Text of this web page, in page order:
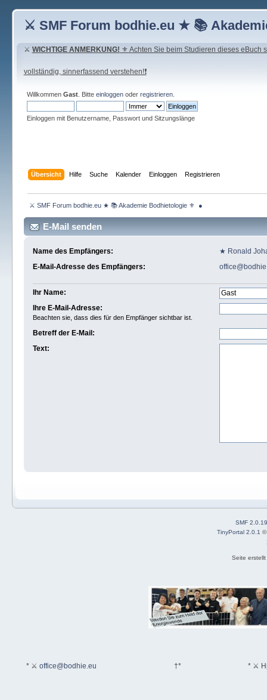
⚔ SMF Forum bodhie.eu ★ 📚
⚔ WICHTIGE ANMERKUNG! ⚜ Achten Sie beim Studieren dieses eBuch
vollständig, sinnerfassend verstehen!❗
Willkommen Gast. Bitte einloggenoder registrieren.
Einloggen mit Benutzername, Passwort und Sitzungslänge
Übersicht Hilfe Suche Kalender Einloggen Registrieren
⚔ SMF Forum bodhie.eu ★ 📚 Akademie Bodhietologie ⚜  ●
E-Mail senden
Name des Empfängers:
★ Ronald
E-Mail-Adresse des Empfängers:
Ihr Name:
Ihre E-Mail-Adresse:
Beachten sie, dass dies für den Empfänger sichtbar ist.
Betreff der E-Mail:
Text:
SMF 2.0.19
TinyPortal 2.0.1
Seite
* ⚔ office@bodhie.eu †* * ⚔